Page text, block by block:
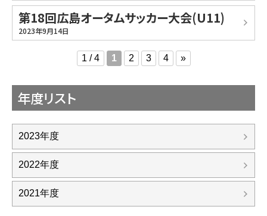
第18回広島オータムサッカー大会(U11)
2023年9月14日
1 / 4 1 2 3 4 »
年度リスト
2023年度
2022年度
2021年度